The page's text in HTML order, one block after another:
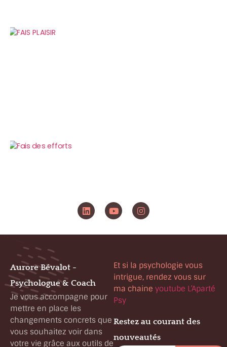
Aurore Bévalot -
Psychologue & Coach
Je vous accompagne pour
mettre en place les
changements concrets que
vous souhaitez voir dans
votre vie grâce aux outils de
Et si la psychologie vous
intrigue, rendez vous sur
ma chaine youtube L’Aparté
Psy
Restez au courant des
nouveautés